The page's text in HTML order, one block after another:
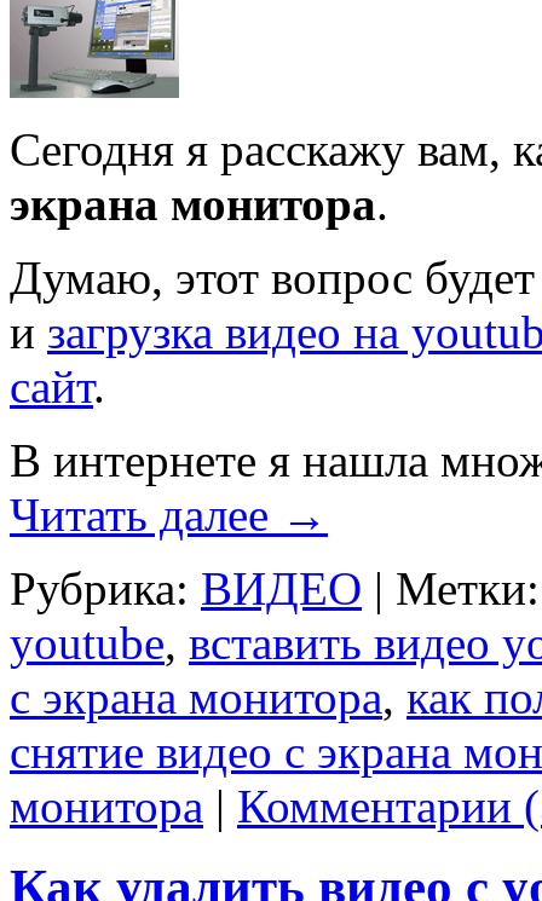
Сегодня я расскажу вам,
экрана монитора.
Думаю, этот вопрос
и загрузка видео на
сайт.
В интернете я нашла
Читать далее →
Рубрика: ВИДЕО | Метки:
youtube, вставить видео
с экрана монитора, как
снятие видео с экрана
монитора | Комментарии
Как удалить видео с